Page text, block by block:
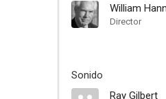
William
Director
Sonido
Ray Gilbert